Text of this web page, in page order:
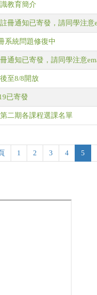
教育簡介
冊通知已寄發，請同學注意
系統問題修復中
通知已寄發，請同學注意
至8/8開放
已寄發
二期各課程選課名單
1 2 3 4 5